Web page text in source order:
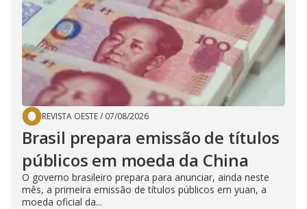
REVISTA OESTE/ 07/08/2026
Brasil prepara emissão de títulos
públicos em moeda da China
O governo brasileiro prepara para anunciar, ainda neste
mês, a primeira emissão de títulos públicos em yuan, a
moeda oficial da...